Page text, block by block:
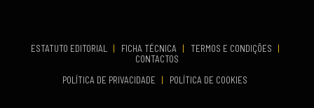
ESTATUTO EDITORIAL | FICHA TÉCNICA | TERMOS E CONDIÇÕES
|
CONTACTOS
POLÍTICA DE PRIVACIDADE
| POLÍTICA DE COOKIES